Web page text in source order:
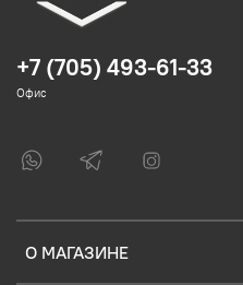
О МАГАЗИНЕ
+7 (705) 493-61-33
Офис